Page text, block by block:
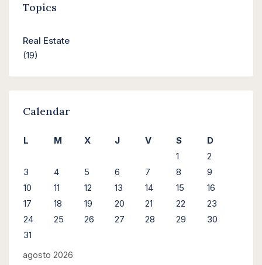
Topics
Real Estate
(19)
Calendar
agosto 2026
L M X J V S
D
1
2
3
4 5 6 7 8
9
10
11 12 13 14 15
16
17
18 19 20 21 22
23
24
25 26 27 28 29
30
31